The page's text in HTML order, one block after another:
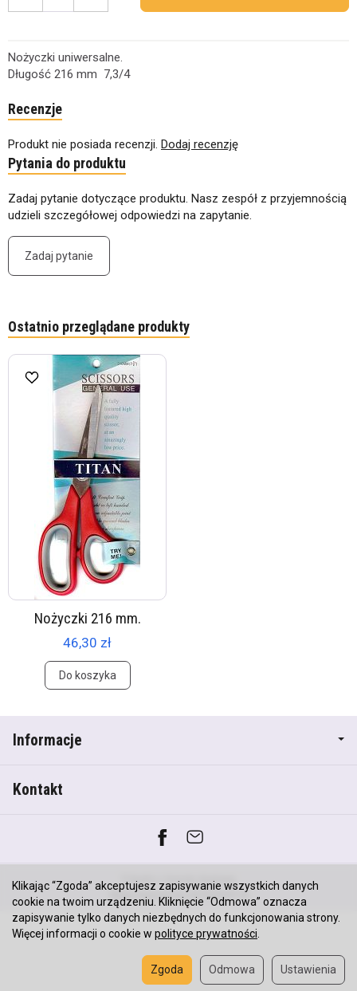
Nożyczki uniwersalne.
Długość 216 mm 7,3/4
Recenzje
Produkt nie posiada recenzji. Dodaj recenzję
Pytania do produktu
Zadaj pytanie dotyczące produktu. Nasz zespół z przyjemnością
udzieli szczegółowej odpowiedzi na zapytanie.
Zadaj pytanie
Ostatnio przeglądane produkty
Nożyczki 216 mm.
46,30 zł
Do koszyka
Informacje
Kontakt
*) brutto +
koszty dostawy
Sklep internetowy SOTESHOP AI
Klikając “Zgoda” akceptujesz zapisywanie wszystkich danych
cookie na twoim urządzeniu. Kliknięcie “Odmowa” oznacza
zapisywanie tylko danych niezbędnych do funkcjonowania strony.
Więcej informacji o cookie w polityce prywatności
Ustawienia
Odmowa
Zgoda